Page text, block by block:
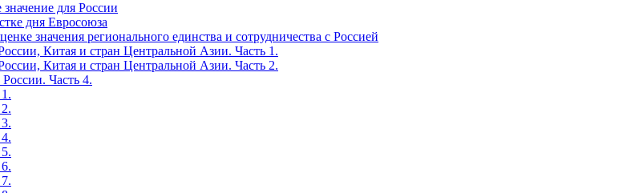
для России
дня Евросоюза
значения регионального единства и сотрудничества с Россией
Китая и стран Центральной Азии. Часть 1.
Китая и стран Центральной Азии. Часть 2.
Часть 4.